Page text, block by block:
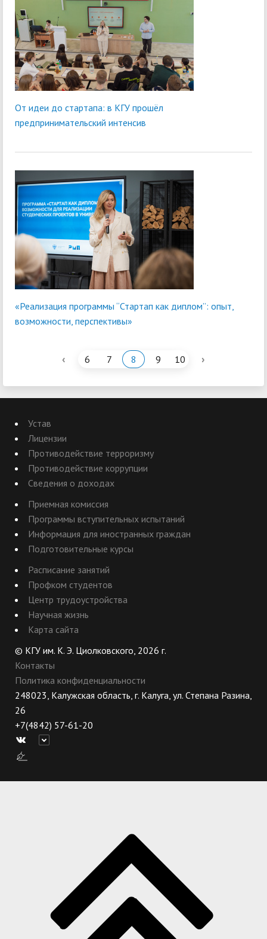
От идеи до стартапа: в КГУ прошёл
предпринимательский интенсив
«Реализация программы “Стартап как диплом”: опыт,
возможности, перспективы»
‹ 6 7 8 9 10 ›
Устав
Лицензии
Противодействие терроризму
Противодействие коррупции
Сведения о доходах
Приемная комиссия
Программы вступительных испытаний
Информация для иностранных граждан
Подготовительные курсы
Расписание занятий
Профком студентов
Центр трудоустройства
Научная жизнь
Карта сайта
© КГУ им. К. Э. Циолковского, 2026 г.
Контакты
Политика конфиденциальности
248023, Калужская область, г. Калуга, ул. Степана Разина,
26
+7(4842) 57-61-20